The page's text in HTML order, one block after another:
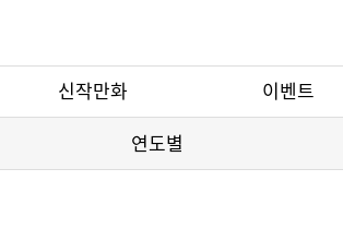
신작만화 이벤트
연도별